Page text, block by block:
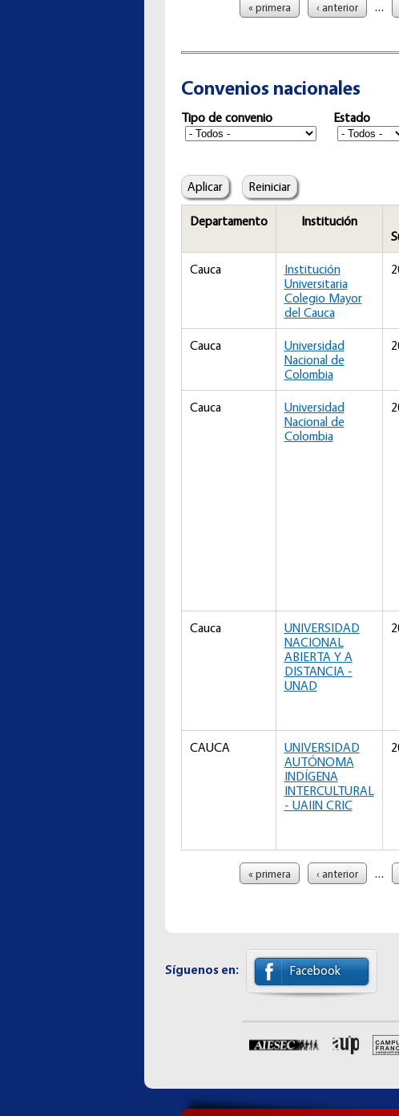
« primera ‹ anterior …
Convenios nacionales
Tipo de convenio Estado
Departamento Institución
Cauca
Institución
Universitaria
Colegio Mayor
del Cauca
Cauca
Universidad
Nacional de
Colombia
Cauca
Universidad
Nacional de
Colombia
Cauca
UNIVERSIDAD
NACIONAL
ABIERTA Y A
DISTANCIA -
UNAD
CAUCA
UNIVERSIDAD
AUTÓNOMA
INDÍGENA
INTERCULTURAL
- UAIIN CRIC
Páginas « primera ‹ anterior …
Síguenos en: Facebook